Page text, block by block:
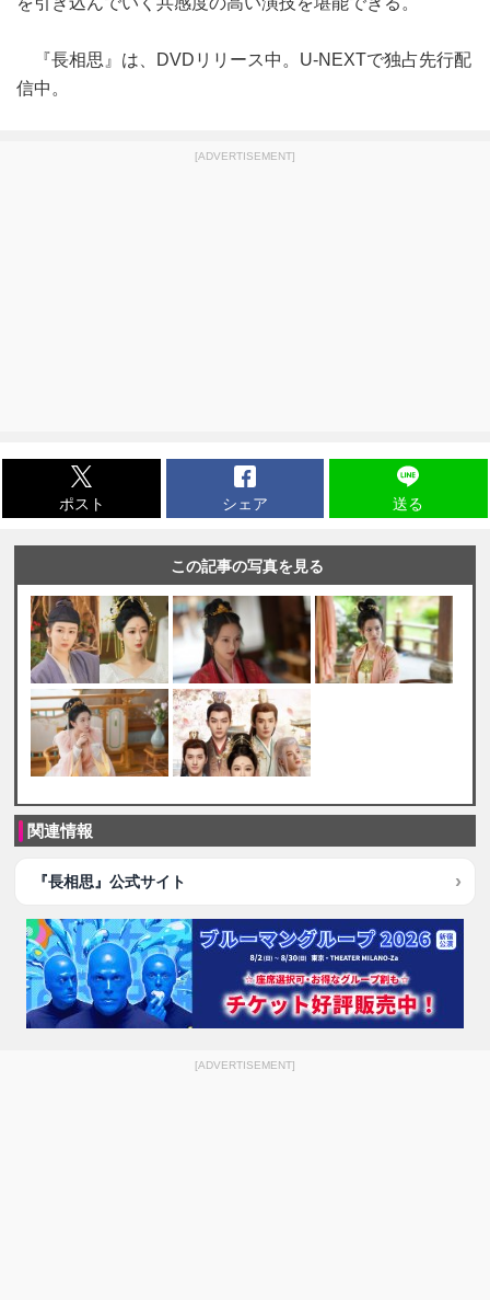
『長相思』は、DVDリリース中。U‐NEXTで独占先行配
信中。
[ADVERTISEMENT]
ポスト シェア 送る
この記事の写真を見る
関連情報
『長相思』公式サイト
[ADVERTISEMENT]